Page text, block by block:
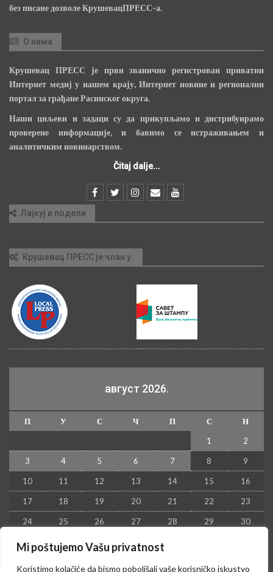
Mi poštujemo Vašu privatnost
Koristimo kolačiće da bismo poboljšali vaše korisničko iskustvo
без писане дозволе КрушевацПРЕСС-а.
О нама
Крушевац ПРЕСС је први званично регистрован приватни
Интернет медиј у нашем крају, Интернет новине и регионални
портал за грађане Расинског округа.
Наши циљеви и задаци су да прикупљамо и дистрибуирамо
проверене информације, и бавимо се истраживањем и
аналитичким новинарством.
Čitaj dalje...
Лајкуј и подели
Крушевац ПРЕСС је члан у:
август 2026.
П У С Ч П С
Н
1
2
3 4 5 6 7 8 9
10 11 12 13 14 15 16
17 18 19 20 21 22 23
24 25 26 27 28 29 30
31